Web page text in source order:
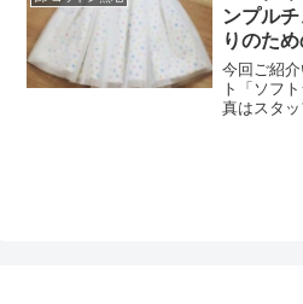
ンプル
りのた
今回ご紹
ト「ソフ
真はスタ
スカート
表現でき